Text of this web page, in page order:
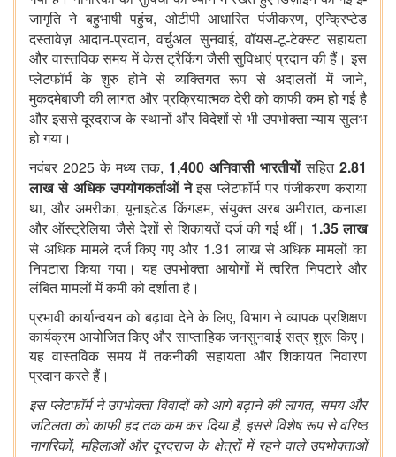
जागृति ने बहुभाषी पहुंच, ओटीपी आधारित पंजीकरण,एन्क्रिप्टेड
दस्तावेज़ आदान-प्रदान,वर्चुअल सुनवाई,वॉयस-टू-टेक्स्ट सहायता
और वास्तविक समय में केस ट्रैकिंग जैसी सुविधाएं प्रदान की हैं। इस
प्लेटफॉर्म के शुरु होने से व्यक्तिगत रूप से अदालतों में जाने,
मुकदमेबाजी की लागत और प्रक्रियात्मक देरी को काफी कम हो गई है
और इससे दूरदराज के स्थानों और विदेशों से भी उपभोक्ता न्याय सुलभ
हो गया।
नवंबर 2025के मध्य तक, 1,400 अनिवासी भारतीयों सहित 2.81
लाख से अधिक उपयोगकर्ताओं ने इस प्लेटफॉर्म पर पंजीकरण कराया
था,और अमरीका,यूनाइटेड किंगडम,संयुक्त अरब अमीरात,कनाडा
और ऑस्ट्रेलिया जैसे देशों से शिकायतें दर्ज की गई थीं।
1.35लाख
से अधिक मामले दर्ज किए गए और 1.31लाख से अधिक मामलों का
निपटारा किया गया। यह उपभोक्ता आयोगों में त्वरित निपटारे और
लंबित मामलों में कमी को दर्शाता है।
प्रभावी कार्यान्वयन को बढ़ावा देने के लिए,विभाग ने व्यापक प्रशिक्षण
कार्यक्रम आयोजित किए और साप्ताहिक जनसुनवाई सत्र शुरू किए।
यह वास्तविक समय में तकनीकी सहायता और शिकायत निवारण
प्रदान करते हैं।
इस प्लेटफॉर्म ने उपभोक्ता विवादों को आगे बढ़ाने की लागत, समय और
जटिलता को काफी हद तक कम कर दिया है, इससे विशेष रूप से वरिष्ठ
नागरिकों, महिलाओं और दूरदराज के क्षेत्रों में रहने वाले उपभोक्ताओं